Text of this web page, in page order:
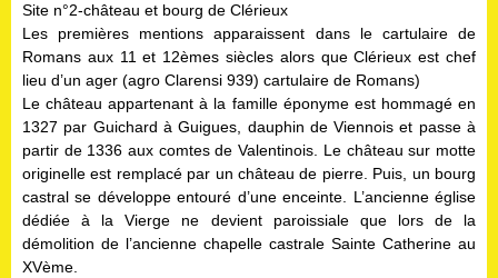
Site n°2-château et bourg de Clérieux
Les premières mentions apparaissent dans le cartulaire de
Romans aux 11 et 12èmes siècles alors que Clérieux est chef
lieu d’un ager (agro Clarensi 939) cartulaire de Romans)
Le château appartenant à la famille éponyme est hommagé en
1327 par Guichard à Guigues, dauphin de Viennois et passe à
partir de 1336 aux comtes de Valentinois. Le château sur motte
originelle est remplacé par un château de pierre. Puis, un bourg
castral se développe entouré d’une enceinte. L’ancienne église
dédiée à la Vierge ne devient paroissiale que lors de la
démolition de l’ancienne chapelle castrale Sainte Catherine au
XVème.